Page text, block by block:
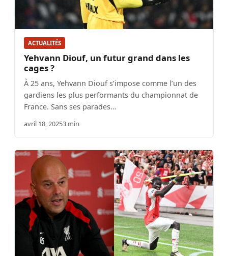
ACTUALITÉS
Yehvann Diouf, un futur grand dans les
cages ?
À 25 ans, Yehvann Diouf s’impose comme l’un des
gardiens les plus performants du championnat de
France. Sans ses parades…
avril 18, 20253 min